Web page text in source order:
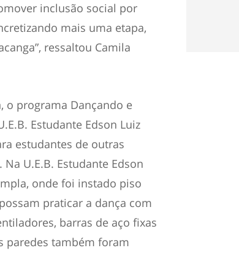
inclusão social por
mais uma etapa,
ressaltou Camila
programa Dançando e
Estudante Edson Luiz
estudantes de outras
U.E.B. Estudante Edson
onde foi instado piso
praticar a dança com
barras de aço fixas
paredes também foram